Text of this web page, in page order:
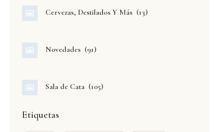
Cervezas, Destilados Y Más (13)
Novedades (91)
Sala de Cata (105)
Etiquetas